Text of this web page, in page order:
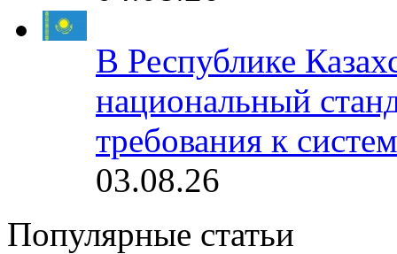
В Республике
национальный
требования к
03.08.26
Популярные статьи